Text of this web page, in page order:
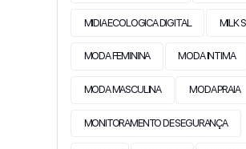
MIDIA ECOLOGICA DIGITAL MILK
MODA FEMININA MODA INTIMA
MODA MASCULINA MODA PRAIA
MONITORAMENTO DE SEGURANÇA